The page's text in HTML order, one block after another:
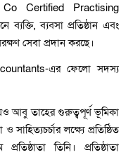
Certified Practising
ব্যক্তি, ব্যবসা প্রতিষ্ঠান এবং
সেবা প্রদান করছে।
এর ফেলো সদস্য
আবু তাহের গুরুত্বপূর্ণ ভূমিকা
লক্ষ্যে প্রতিষ্ঠিত
তিনি। প্রতিষ্ঠাতা